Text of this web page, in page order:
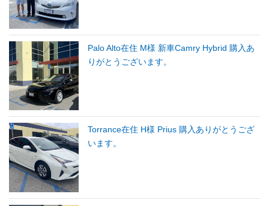
Palo Alto在住 M様 新車Camry Hybrid 購入あ
りがとうございます。
Torrance在住 H様 Prius 購入ありがとうござ
います。